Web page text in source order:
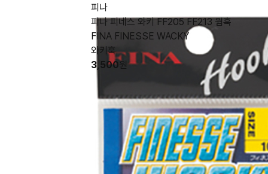
피나
피나 피네스 와키 FF205 FF213 웜훅
FINA FINESSE WACKY
와키훅
3,500원